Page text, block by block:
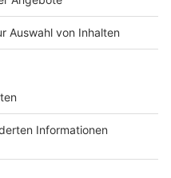
Verkehrs-Hotline